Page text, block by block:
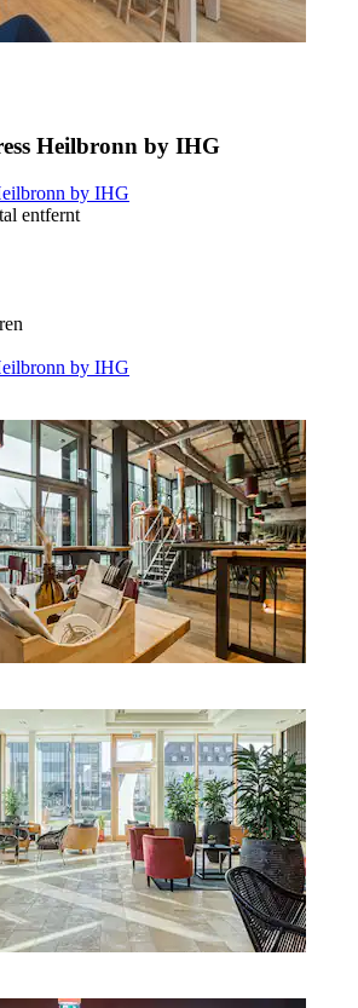
Heilbronn by IHG
by IHG
entfernt
by IHG